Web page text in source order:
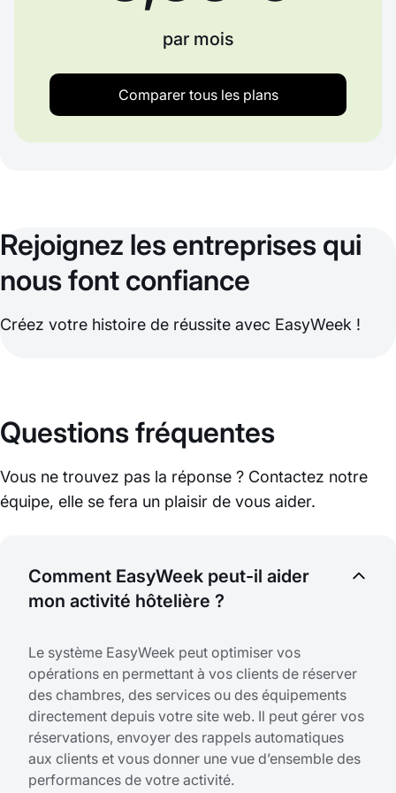
par mois
Comparer tous les plans
Rejoignez les entreprises qui
nous font confiance
Créez votre histoire de réussite avec EasyWeek !
Questions fréquentes
Vous ne trouvez pas la réponse ? Contactez notre
équipe, elle se fera un plaisir de vous aider.
Comment EasyWeek peut-il aider
mon activité hôtelière ?
Le système EasyWeek peut optimiser vos
opérations en permettant à vos clients de réserver
des chambres, des services ou des équipements
directement depuis votre site web. Il peut gérer vos
réservations, envoyer des rappels automatiques
aux clients et vous donner une vue d’ensemble des
performances de votre activité.